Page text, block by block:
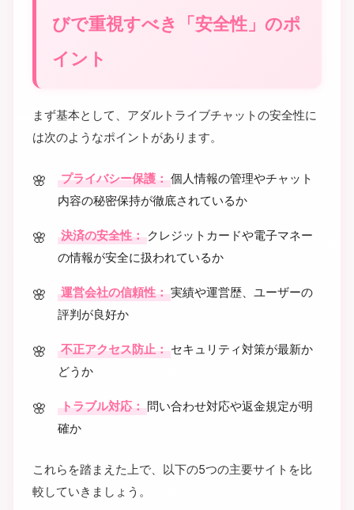
びで重視すべき「安全性」のポ
イント
まず基本として、アダルトライブチャットの安全性に
は次のようなポイントがあります。
プライバシー保護： 個人情報の管理やチャット
内容の秘密保持が徹底されているか
決済の安全性： クレジットカードや電子マネー
の情報が安全に扱われているか
運営会社の信頼性： 実績や運営歴、ユーザーの
評判が良好か
不正アクセス防止： セキュリティ対策が最新か
どうか
トラブル対応： 問い合わせ対応や返金規定が明
確か
これらを踏まえた上で、以下の5つの主要サイトを比
較していきましょう。